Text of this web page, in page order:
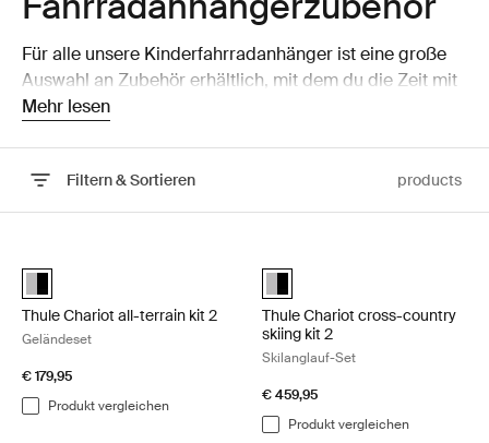
Für alle unsere Kinderfahrradanhänger ist eine große
Auswahl an Zubehör erhältlich, mit dem du die Zeit mit
deinem Kind optimal genießen kannst. Erweitere die
Mehr lesen
Filtern & Sortieren products
Alu-Black (selected)
Thule Chariot all-terrain kit 2
Geländeset
€ 179,95
Produkt vergleichen
Thule Chariot cross-country
Thule Chariot cross-country
skiing kit 2
Skilanglauf-Set
€ 459,95
Produkt vergleichen